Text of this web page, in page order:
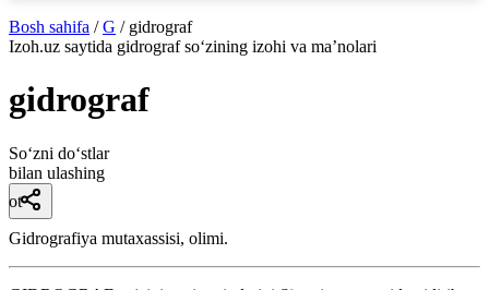
Bosh sahifa / G / gidrograf
Izoh.uz saytida gidrografso‘zining izohi va ma’nolari
gidrograf
So‘zni do‘stlar
bilan ulashing
ot
Gidrografiya mutaxassisi, olimi.